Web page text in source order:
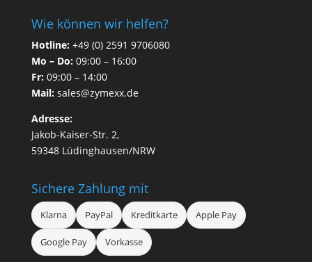
Wie können wir helfen?
Hotline:+49 (0) 2591 9706080
Mo – Do:09:00 – 16:00
Fr:09:00 – 14:00
Mail:sales@zymexx.de
Adresse:
Jakob-Kaiser-Str. 2,
59348 Lüdinghausen/NRW
Sichere Zahlung mit
Klarna PayPal Kreditkarte Apple Pay
Google Pay Vorkasse